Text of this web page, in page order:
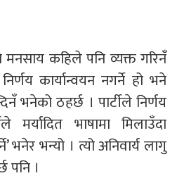
मनसाय कहिले पनि व्यक्त गरिनँ
कार्यान्वयन नगर्ने हो भने
भनेको ठहर्छ । पार्टीले निर्णय
भाषामा मिलाउँदा
भनेर भन्यो । त्यो अनिवार्य लागु
पनि ।